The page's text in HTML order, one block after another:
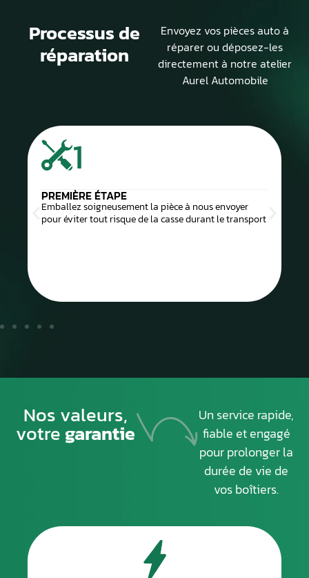
Processus de
réparation
Envoyez vos pièces auto à
réparer ou déposez-les
directement à notre atelier
Aurel Automobile
1
PREMIÈRE ÉTAPE
Emballez soigneusement la pièce à nous envoyer
pour éviter tout risque de la casse durant le transport
Nos valeurs,
votregarantie
Un service rapide,
fiable et engagé
pour prolonger la
durée de vie de
vos boîtiers.